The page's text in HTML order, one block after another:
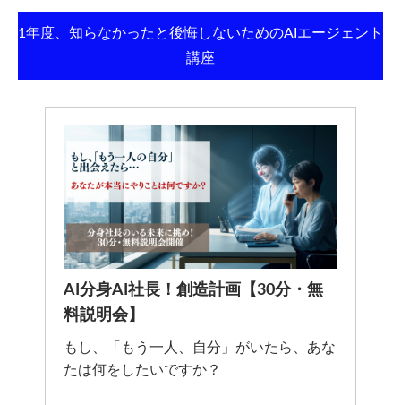
1年度、知らなかったと後悔しないためのAIエージェント
講座
AI分身AI社長！創造計画【30分・無
料説明会】
もし、「もう一人、自分」がいたら、あな
たは何をしたいですか？